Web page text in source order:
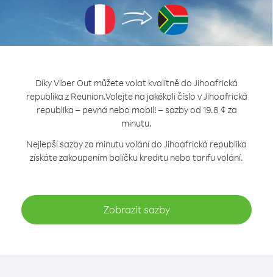
Díky Viber Out můžete volat kvalitně do Jihoafrická
republika z Reunion.Volejte na jakékoli číslo v Jihoafrická
republika – pevná nebo mobil! – sazby od 19.8 ¢ za
minutu.
Nejlepší sazby za minutu volání do Jihoafrická republika
získáte zakoupením balíčku kreditu nebo tarifu volání.
Zobrazit sazby